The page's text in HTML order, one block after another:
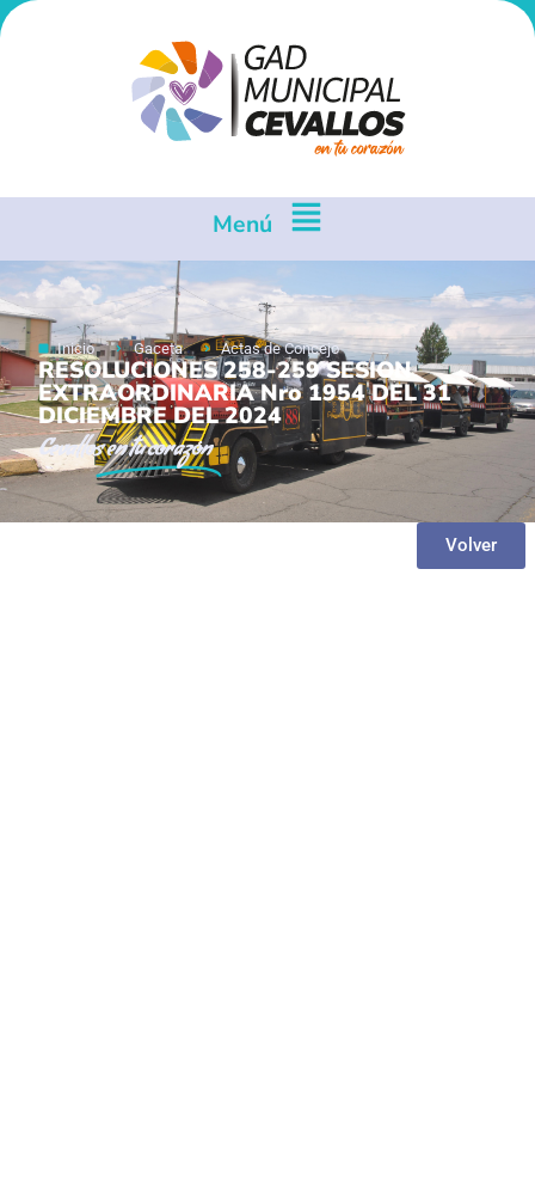
Menú
Inicio Gaceta Actas de Concejo
RESOLUCIONES 258-259 SESION
EXTRAORDINARIA Nro 1954 DEL 31
DICIEMBRE DEL 2024
Cevallosen tu corazón
Volver